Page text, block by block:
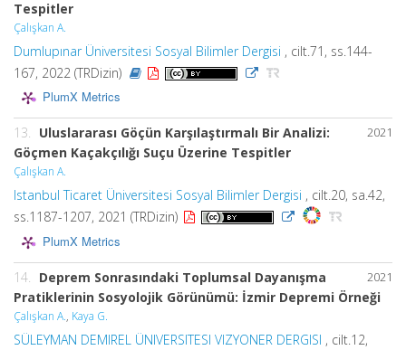
Tespitler
Çalışkan A.
Dumlupınar Üniversitesi Sosyal Bilimler Dergisi , cilt.71, ss.144-
167, 2022 (TRDizin)
PlumX Metrics
2021
13.
Uluslararası Göçün Karşılaştırmalı Bir Analizi:
Göçmen Kaçakçılığı Suçu Üzerine Tespitler
Çalışkan A.
Istanbul Ticaret Üniversitesi Sosyal Bilimler Dergisi , cilt.20, sa.42,
ss.1187-1207, 2021 (TRDizin)
PlumX Metrics
2021
14. Deprem Sonrasındaki Toplumsal Dayanışma
Pratiklerinin Sosyolojik Görünümü: İzmir Depremi Örneği
Çalışkan A., Kaya G.
SÜLEYMAN DEMIREL ÜNIVERSITESI VIZYONER DERGISI , cilt.12,